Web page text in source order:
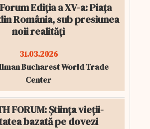
Ediția a XV-a: Piața
România, sub presiunea
noii realități
31.03.2026
Bucharest World Trade
Center
FORUM: Știința vieții-
bazată pe dovezi